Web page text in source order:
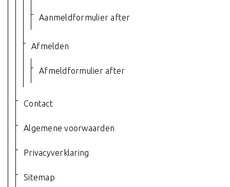
Aanmeldformulier after
Afmelden
Afmeldformulier after
Contact
Algemene voorwaarden
Privacyverklaring
Sitemap